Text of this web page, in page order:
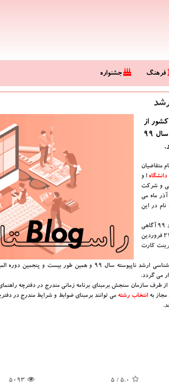
فرهنگ جشنواره
از
ثبت نام بیش از83 هزار داوطلب در آزمون كارشناسی ارشد سال 99
متقاضیان
دانشگاه‌ ا و
و شركت
كنندگان بیست و پنجمین المپیاد علمی- دانشجویی كشور از روز شنبه ۱۶ آذر ماه می
در این
ایشان سپس از ثبت نام بیشتر از ۸۳ هزار داوطلب در آزمون كارشناسی ارشد ۹۹ آگاهی
داد و اشاره كرد: داوطلبان لازم است از روز دوشنبه، ۲۵ تا روز چهارشنبه ۲۷ فروردین
كارت
مشاور عالی سازمان سنجش آموزش كشور اظهار نمود: آزمون ورودی كارشناسی ارشد ناپیوسته
از طرف سازمان سنجش برمبنای برنامه زمانی مندرج در دفترچه
بهانتخاب رشته می توانند برمبنای ضوابط و شرایط مندرج در
5.0
/ 5
5093